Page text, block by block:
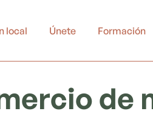
local Únete Formación
de